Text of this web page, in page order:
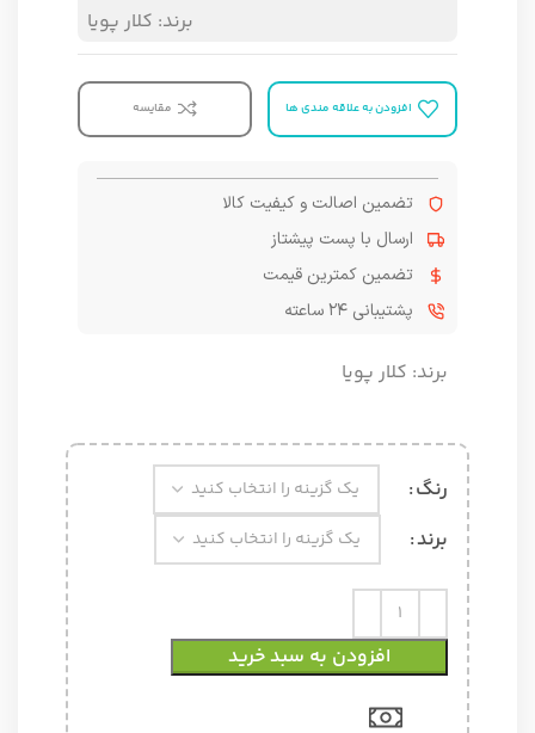
برند: کلار پویا
افزودن به علاقه مندی ها مقایسه
تضمین اصالت و کیفیت کالا
ارسال با پست پیشتاز
تضمین کمترین قیمت
پشتیبانی ۲۴ ساعته
برند: کلار پویا
رنگ
برند
افزودن به سبد خرید